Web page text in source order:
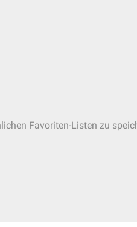
Favoriten-Listen zu